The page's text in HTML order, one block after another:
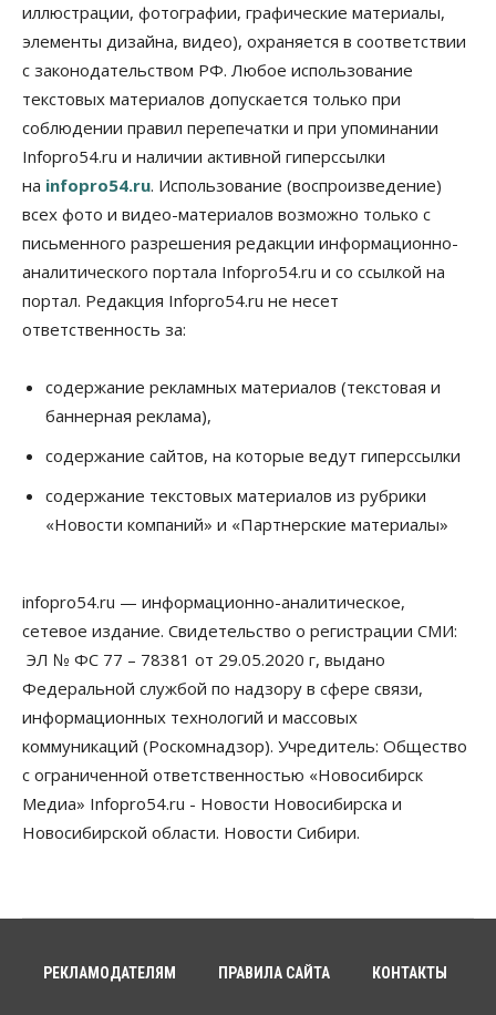
06 Августа 2026, 14:00
Общество
«За тех, у кого от 270 баллов,
настоящая борьба»: вузы настойчиво
обзванивают новосибирских высокобалльников
перед зачислением
06 Августа 2026, 13:00
Власть
Режим ЧС ввели в Омской области из-за засухи
06 Августа 2026, 12:15
Новосибирск готовится к визиту Владимира
Путина
Бизнес Недвижимость Общество
Росреестр назвал главные причины
06 Августа 2026, 12:00
Телекоммуникации
В 16 населённых пунктах Мошковского района
Бизнес Право&Порядок
Злоумышленники опять атакуют
новосибирские компании через электронную
06 Августа 2026, 11:00
Общество
Медики готовятся к второму пику активности
клещей в Новосибирской области
06 Августа 2026, 10:00
06 Августа 2026, 09:00
Застройщики Новосибирска
иллюстрации, фотографии, графические материалы,
элементы дизайна, видео), охраняется в соответствии
с законодательством РФ. Любое использование
текстовых материалов допускается только при
соблюдении правил перепечатки и при упоминании
Infopro54.ru и наличии активной гиперссылки
на infopro54.ru. Использование (воспроизведение)
всех фото и видео-материалов возможно только с
письменного разрешения редакции информационно-
аналитического портала Infopro54.ru и со ссылкой на
портал. Редакция Infopro54.ru не несет
ответственность за:
содержание рекламных материалов (текстовая и
баннерная реклама),
содержание сайтов, на которые ведут гиперссылки
содержание текстовых материалов из рубрики
«Новости компаний» и «Партнерские материалы»
infopro54.ru — информационно-аналитическое,
сетевое издание. Свидетельство о регистрации СМИ:
ЭЛ № ФС 77 – 78381 от 29.05.2020 г, выдано
Федеральной службой по надзору в сфере связи,
информационных технологий и массовых
коммуникаций (Роскомнадзор). Учредитель: Общество
с ограниченной ответственностью «Новосибирск
Медиа» Infopro54.ru - Новости Новосибирска и
Новосибирской области. Новости Сибири.
РЕКЛАМОДАТЕЛЯМ ПРАВИЛА САЙТА КОНТАКТЫ